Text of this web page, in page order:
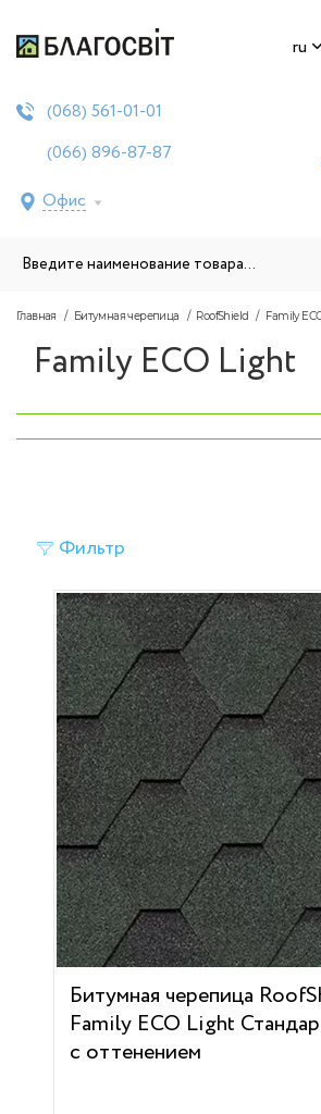
ru
(068) 561-01-01
(066) 896-87-87
Офис
Главная Битумная черепица RoofShield Family
Family ECO Light
‹
Фильтр
Битумная черепица
Family ECO Light
с оттенением